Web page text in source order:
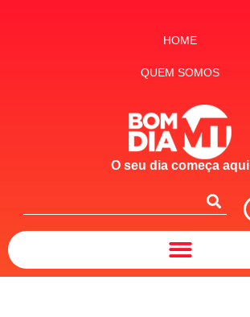
HOME
QUEM SOMOS
O seu dia começa aqui